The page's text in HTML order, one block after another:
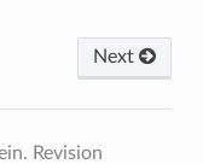
Next
Revision